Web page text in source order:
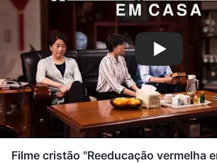
Filme cristão "Reeducação vermelha